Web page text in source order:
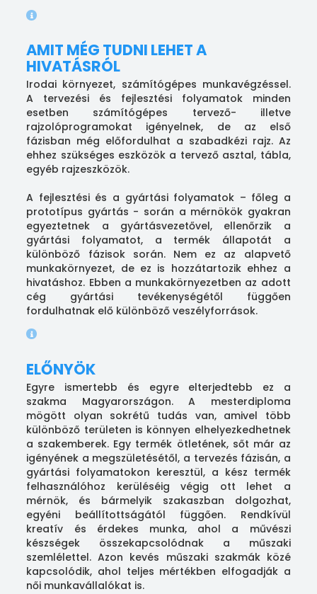
AMIT MÉG TUDNI LEHET A
HIVATÁSRÓL
Irodai környezet, számítógépes munkavégzéssel.
A tervezési és fejlesztési folyamatok minden
esetben számítógépes tervező- illetve
rajzolóprogramokat igényelnek, de az első
fázisban még előfordulhat a szabadkézi rajz. Az
ehhez szükséges eszközök a tervező asztal, tábla,
egyéb rajzeszközök.
A fejlesztési és a gyártási folyamatok – főleg a
prototípus gyártás - során a mérnökök gyakran
egyeztetnek a gyártásvezetővel, ellenőrzik a
gyártási folyamatot, a termék állapotát a
különböző fázisok során. Nem ez az alapvető
munkakörnyezet, de ez is hozzátartozik ehhez a
hivatáshoz. Ebben a munkakörnyezetben az adott
cég gyártási tevékenységétől függően
fordulhatnak elő különböző veszélyforrások.
ELŐNYÖK
Egyre ismertebb és egyre elterjedtebb ez a
szakma Magyarországon. A mesterdiploma
mögött olyan sokrétű tudás van, amivel több
különböző területen is könnyen elhelyezkedhetnek
a szakemberek. Egy termék ötletének, sőt már az
igényének a megszületésétől, a tervezés fázisán, a
gyártási folyamatokon keresztül, a kész termék
felhasználóhoz kerüléséig végig ott lehet a
mérnök, és bármelyik szakaszban dolgozhat,
egyéni beállítottságától függően. Rendkívül
kreatív és érdekes munka, ahol a művészi
készségek összekapcsolódnak a műszaki
szemlélettel. Azon kevés műszaki szakmák közé
kapcsolódik, ahol teljes mértékben elfogadják a
női munkavállalókat is.